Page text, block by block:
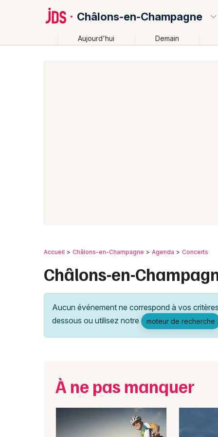
Châlons-en-Champagne
Aujourd'hui Demain
Accueil Châlons-en-Champagne Agenda Concerts
Châlons-en-
Aucun événement ne correspond à vos
dessous ou utilisez notre
moteur de recherche
À ne pas manquer